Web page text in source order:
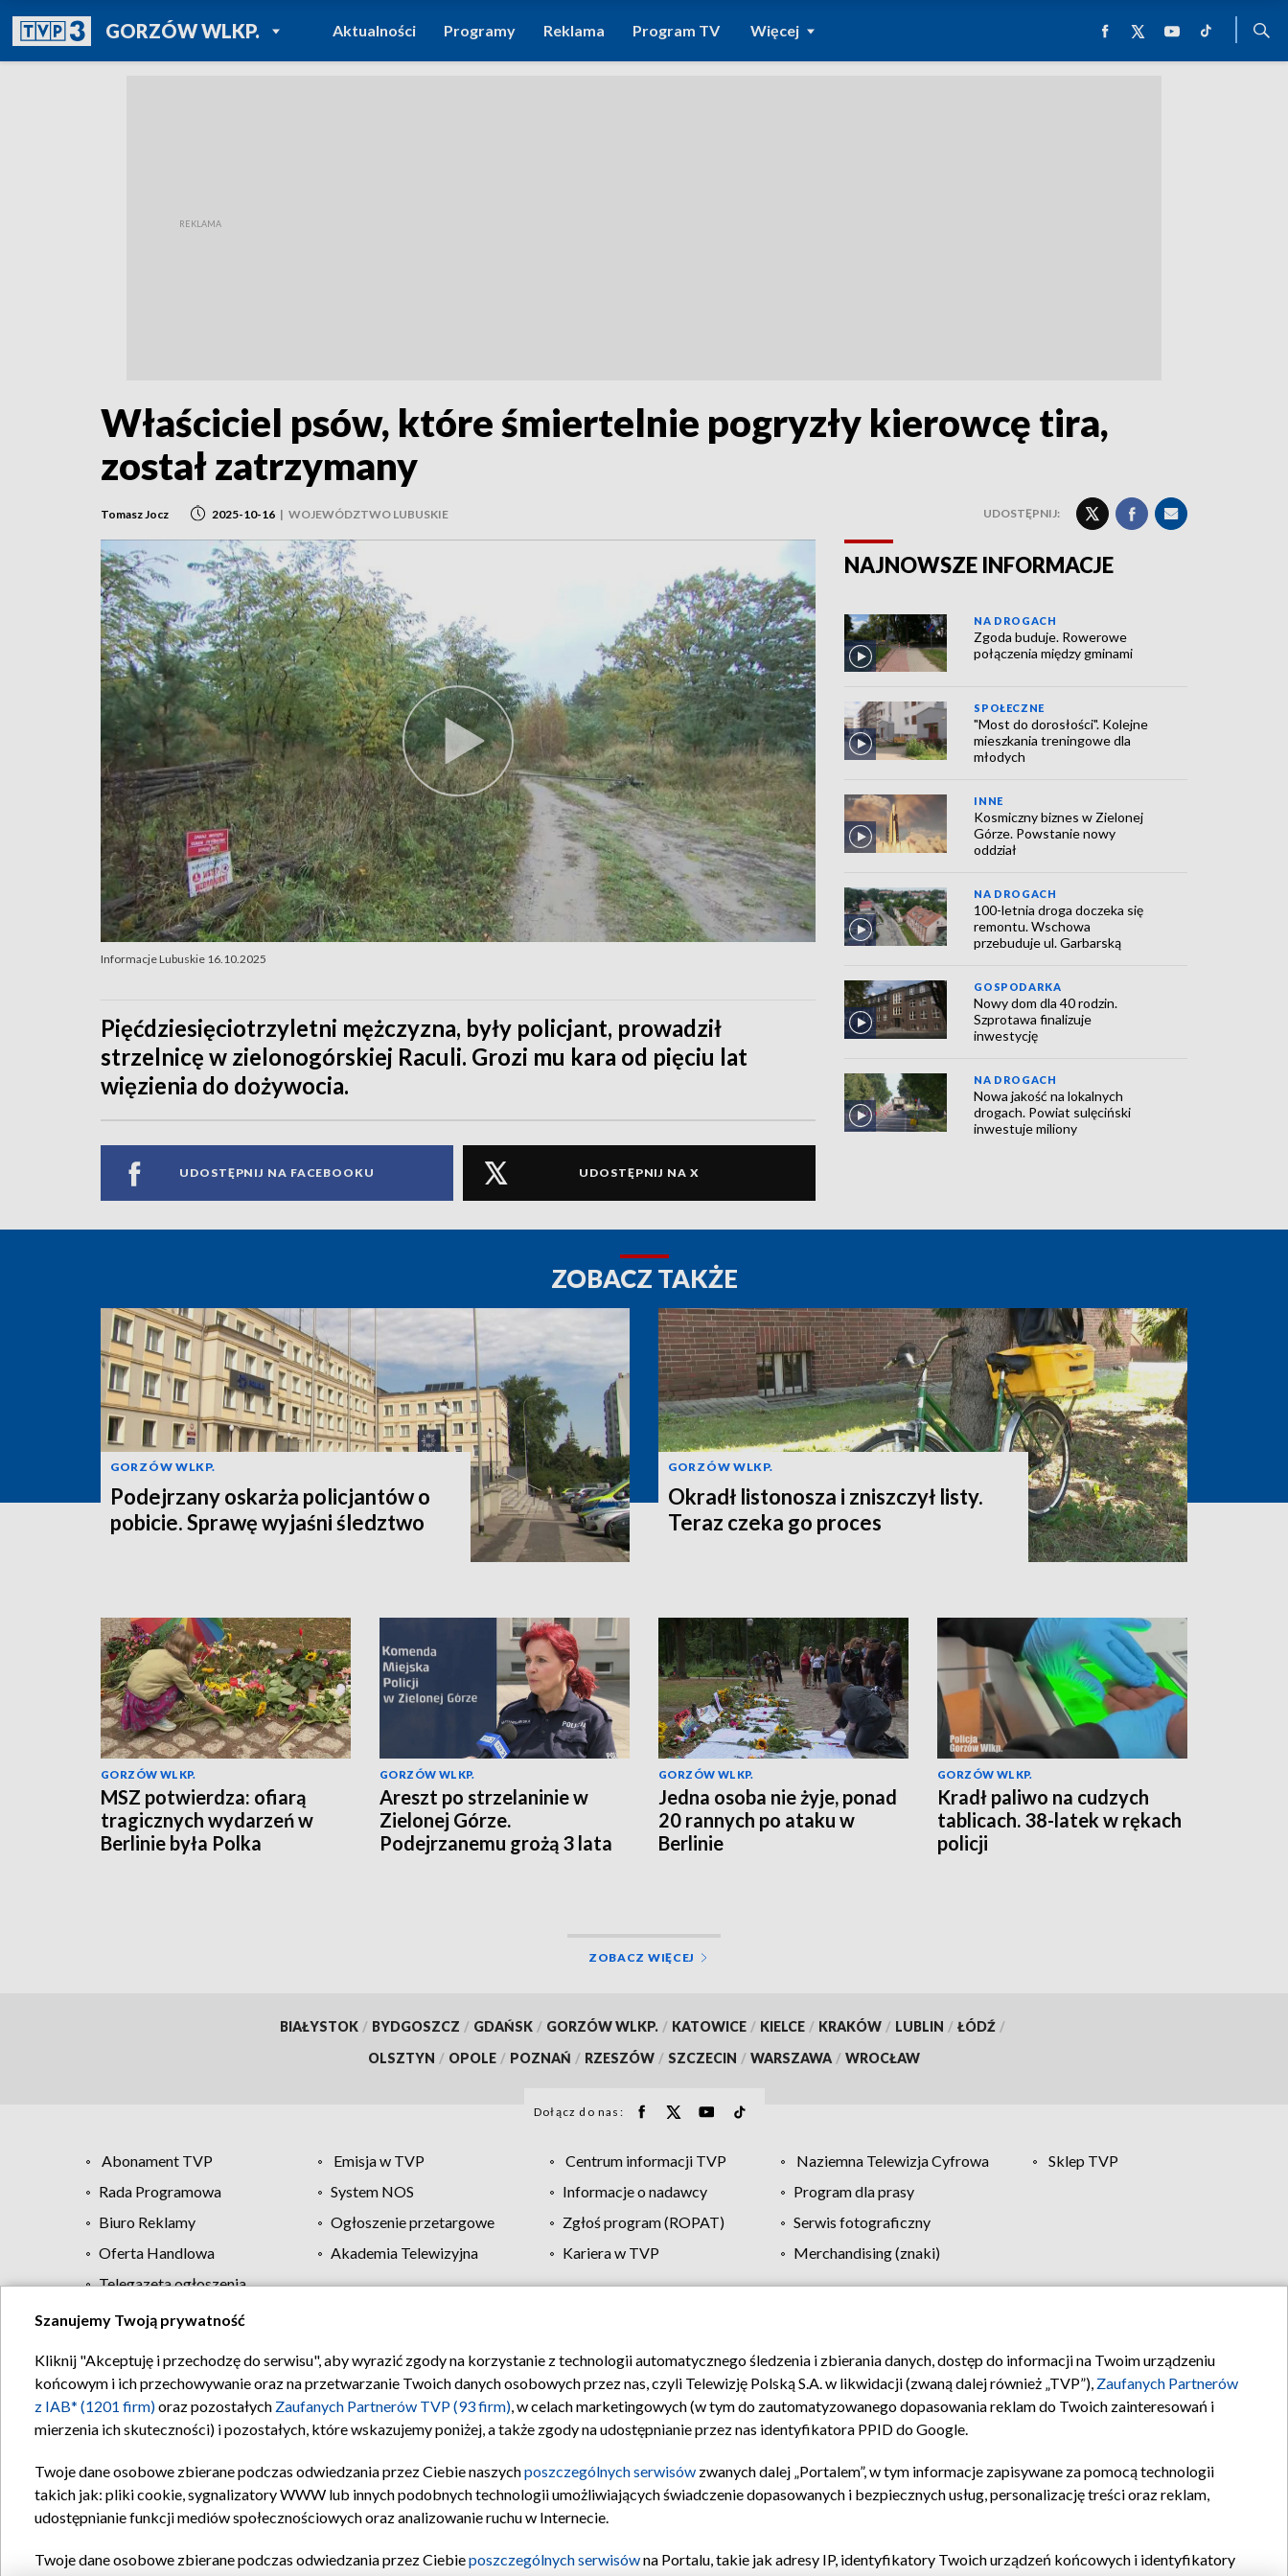
GORZÓW WLKP.POWRÓT DO
TVP REGIONY
Aktualności Programy Reklama Program TV Więcej
Właściciel psów, które śmiertelnie pogryzły kierowcę tira,
został zatrzymany
Tomasz Jocz 2025-10-16 | WOJEWÓDZTWO LUBUSKIE UDOSTĘPNIJ:
Informacje Lubuskie 16.10.2025
Pięćdziesięciotrzyletni mężczyzna, były policjant, prowadził
strzelnicę w zielonogórskiej Raculi. Grozi mu kara od pięciu lat
więzienia do dożywocia.
UDOSTĘPNIJ NA FACEBOOKU UDOSTĘPNIJ NA X
NAJNOWSZE INFORMACJE
NA DROGACH
Zgoda buduje. Rowerowe
połączenia między gminami
SPOŁECZNE
"Most do dorosłości". Kolejne
mieszkania treningowe dla
młodych
INNE
Kosmiczny biznes w Zielonej
Górze. Powstanie nowy
oddział
NA DROGACH
100-letnia droga doczeka się
remontu. Wschowa
przebuduje ul. Garbarską
GOSPODARKA
Nowy dom dla 40 rodzin.
Szprotawa finalizuje
inwestycję
NA DROGACH
Nowa jakość na lokalnych
drogach. Powiat sulęciński
inwestuje miliony
ZOBACZ TAKŻE
GORZÓW WLKP.
Podejrzany oskarża policjantów o
pobicie. Sprawę wyjaśni śledztwo
GORZÓW WLKP.
Okradł listonosza i zniszczył listy.
Teraz czeka go proces
GORZÓW WLKP.
MSZ potwierdza: ofiarą
tragicznych wydarzeń w
Berlinie była Polka
GORZÓW WLKP.
Areszt po strzelaninie w
Zielonej Górze.
Podejrzanemu grożą 3 lata
GORZÓW WLKP.
Jedna osoba nie żyje, ponad
20 rannych po ataku w
Berlinie
GORZÓW WLKP.
Kradł paliwo na cudzych
tablicach. 38-latek w rękach
policji
ZOBACZ WIĘCEJ
BIAŁYSTOK / BYDGOSZCZ / GDAŃSK / GORZÓW WLKP. / KATOWICE / KIELCE / KRAKÓW / LUBLIN / ŁÓDŹ /
OLSZTYN / OPOLE / POZNAŃ / RZESZÓW / SZCZECIN / WARSZAWA / WROCŁAW
Dołącz do nas:
Abonament TVP Emisja w TVP Centrum informacji TVP Naziemna Telewizja Cyfrowa
Sklep TVP
Rada Programowa
System NOS Informacje o nadawcy
Program dla prasy
Biuro Reklamy
Ogłoszenie przetargowe Zgłoś program (ROPAT)
Serwis fotograficzny
Oferta Handlowa
Akademia Telewizyjna Kariera w TVP
Merchandising (znaki)
Telegazeta ogłoszenia
Regulamin TVP Polityka prywatności Moje zgody Pomoc Biuro reklamy Kontakt
Szanujemy Twoją prywatność
Kliknij "Akceptuję i przechodzę do serwisu", aby wyrazić zgody na korzystanie z technologii automatycznego śledzenia i zbierania danych, dostęp do informacji na Twoim urządzeniu
końcowym i ich przechowywanie oraz na przetwarzanie Twoich danych osobowych przez nas, czyli Telewizję Polską S.A. w likwidacji (zwaną dalej również „TVP”), Zaufanych Partnerów
z IAB* (1201 firm)oraz pozostałych Zaufanych Partnerów TVP (93 firm), w celach marketingowych (w tym do zautomatyzowanego dopasowania reklam do Twoich zainteresowań i
mierzenia ich skuteczności) i pozostałych, które wskazujemy poniżej, a także zgody na udostępnianie przez nas identyfikatora PPID do Google.
Twoje dane osobowe zbierane podczas odwiedzania przez Ciebie naszychposzczególnych serwisów zwanych dalej „Portalem”, w tym informacje zapisywane za pomocą technologii
takich jak: pliki cookie, sygnalizatory WWW lub innych podobnych technologii umożliwiających świadczenie dopasowanych i bezpiecznych usług, personalizację treści oraz reklam,
udostępnianie funkcji mediów społecznościowych oraz analizowanie ruchu w Internecie.
Twoje dane osobowe zbierane podczas odwiedzania przez Ciebieposzczególnych serwisówna Portalu, takie jak adresy IP, identyfikatory Twoich urządzeń końcowych i identyfikatory